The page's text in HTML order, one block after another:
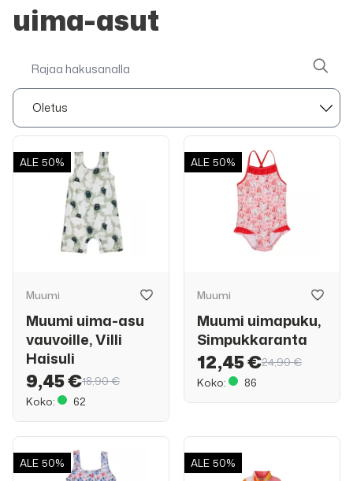
uima-asut
ALE 50%
Muumi
Muumi uima-asu
vauvoille, Villi
Haisuli
9,45 €18,90 €
Koko:
62
ALE 50%
Muumi
Muumi uimapuku,
Simpukkaranta
12,45 €24,90 €
Koko:
86
ALE 50% ALE 50%